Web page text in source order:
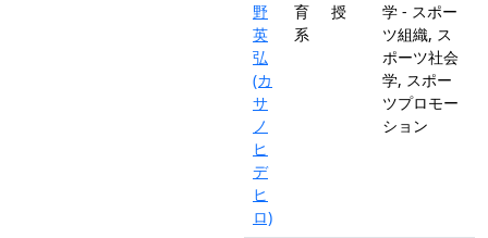
野
英
弘
(カ
サ
ノ
ヒ
デ
ヒ
ロ)
育
系
授
学 - スポー
ツ組織, ス
ポーツ社会
学, スポー
ツプロモー
ション